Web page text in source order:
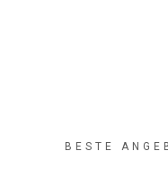
BESTE